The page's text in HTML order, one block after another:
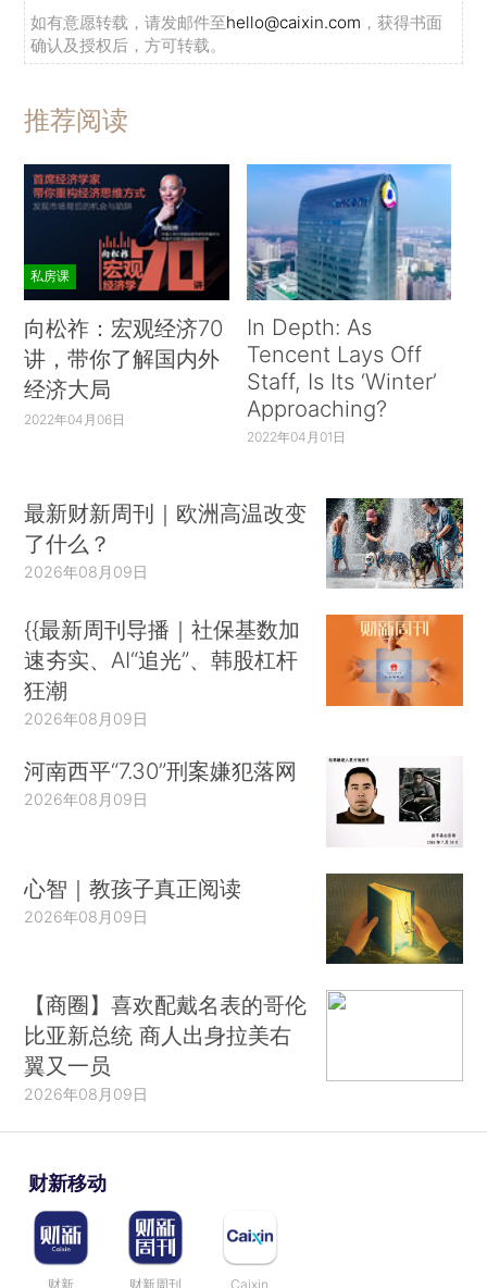
如有意愿转载，请发邮件至hello@caixin.com ，获得书面
确认及授权后，方可转载。
推荐阅读
私房课
向松祚：宏观经济70
讲，带你了解国内外
经济大局
2022年04月06日
In Depth: As
Tencent Lays Off
Staff, Is Its ‘Winter’
Approaching?
2022年04月01日
最新财新周刊｜欧洲高温改变
了什么？
2026年08月09日
{{最新周刊导播｜社保基数加
速夯实、AI“追光”、韩股杠杆
狂潮
2026年08月09日
河南西平“7.30”刑案嫌犯落网
2026年08月09日
心智｜教孩子真正阅读
2026年08月09日
【商圈】喜欢配戴名表的哥伦
比亚新总统 商人出身拉美右
翼又一员
2026年08月09日
财新移动
财新 财新周刊 Caixin